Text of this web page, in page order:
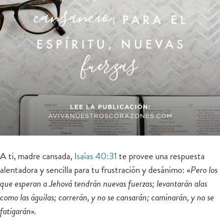
A ti, madre cansada, Isaías 40:31te provee una respuesta
alentadora y sencilla para tu frustración y desánimo: «Pero los
queesperana Jehová tendrán nuevas fuerzas; levantarán alas
como las águilas; correrán, y no se cansarán; caminarán, y no se
fatigarán».